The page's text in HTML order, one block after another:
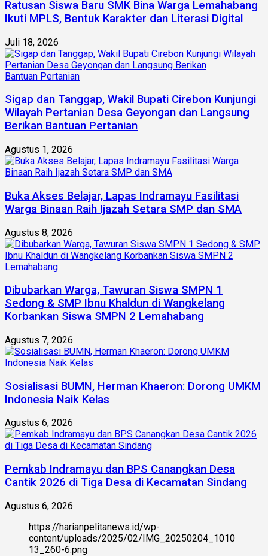
Ratusan Siswa Baru SMK Bina Warga Lemahabang
Ikuti MPLS, Bentuk Karakter dan Literasi Digital
Juli 18, 2026
Sigap dan Tanggap, Wakil Bupati Cirebon Kunjungi
Wilayah Pertanian Desa Geyongan dan Langsung
Berikan Bantuan Pertanian
Agustus 1, 2026
Buka Akses Belajar, Lapas Indramayu Fasilitasi
Warga Binaan Raih Ijazah Setara SMP dan SMA
Agustus 8, 2026
Dibubarkan Warga, Tawuran Siswa SMPN 1
Sedong & SMP Ibnu Khaldun di Wangkelang
Korbankan Siswa SMPN 2 Lemahabang
Agustus 7, 2026
Sosialisasi BUMN, Herman Khaeron: Dorong UMKM
Indonesia Naik Kelas
Agustus 6, 2026
Pemkab Indramayu dan BPS Canangkan Desa
Cantik 2026 di Tiga Desa di Kecamatan Sindang
Agustus 6, 2026
https://harianpelitanews.id/wp-
content/uploads/2025/02/IMG_20250204_1010
13_260-6.png